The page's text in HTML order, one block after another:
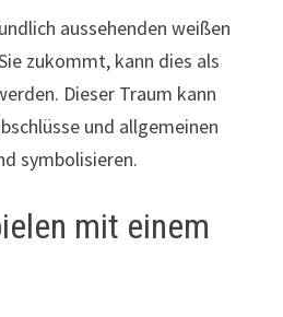
aussehenden weißen
zukommt, kann dies als
Dieser Traum kann
und allgemeinen
symbolisieren.
mit einem